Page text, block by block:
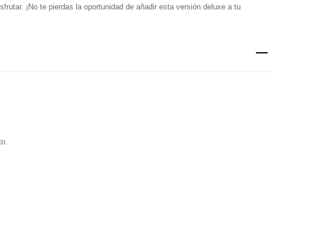
¡No te pierdas la oportunidad de añadir esta versión deluxe a tu